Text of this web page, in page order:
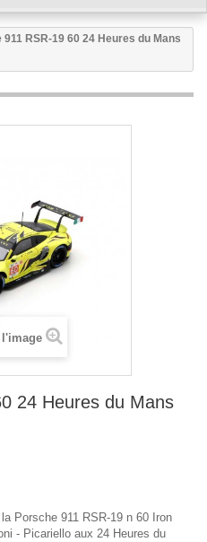
911 RSR-19 60 24 Heures du Mans
24 Heures du Mans
Porsche 911 RSR-19 n 60 Iron
- Picariello aux 24 Heures du